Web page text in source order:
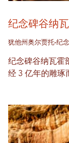
纪念碑谷纳
犹他州奥尔贾托-纪
纪念碑谷纳瓦霍
经 3 亿年的雕琢